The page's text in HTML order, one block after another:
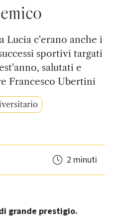
Lucia c'erano anche i
sportivi targati
salutati e
Francesco Ubertini
2 minuti
grande prestigio.